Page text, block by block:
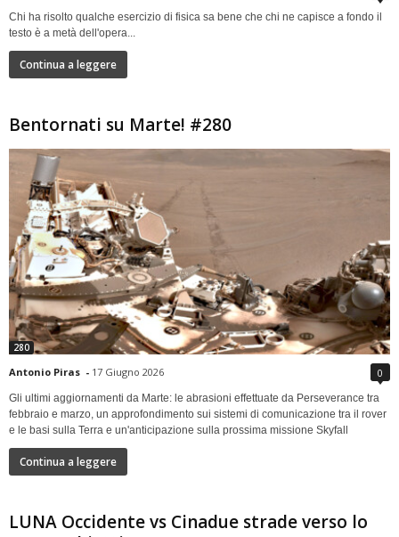
Chi ha risolto qualche esercizio di fisica sa bene che chi ne capisce a fondo il
testo è a metà dell'opera...
Continua a leggere
Bentornati su Marte! #280
280
Antonio Piras - 17 Giugno 2026 0
Gli ultimi aggiornamenti da Marte: le abrasioni effettuate da Perseverance tra
febbraio e marzo, un approfondimento sui sistemi di comunicazione tra il rover
e le basi sulla Terra e un'anticipazione sulla prossima missione Skyfall
Continua a leggere
LUNA Occidente vs Cinadue strade verso lo